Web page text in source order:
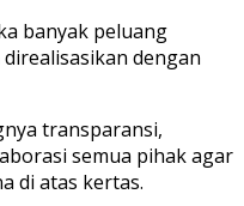
banyak peluang
dengan
transparansi,
semua pihak agar
di atas kertas.